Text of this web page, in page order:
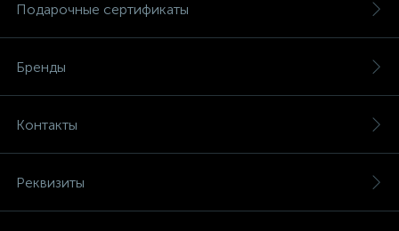
Подарочные сертификаты
Бренды
Контакты
Реквизиты